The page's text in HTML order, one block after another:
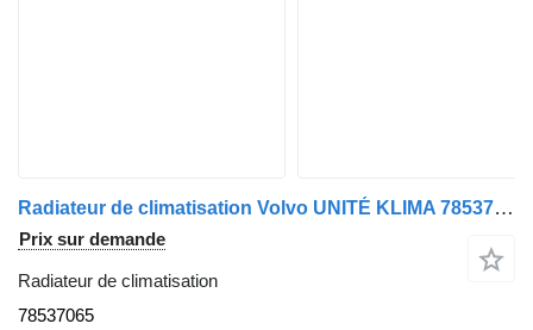
Radiateur de climatisation Volvo UNITÉ KLIMA 78537065 pour camion
Prix sur demande
Radiateur de climatisation
78537065